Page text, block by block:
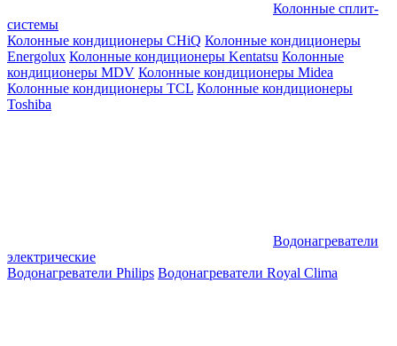
Колонные сплит-
системы
Колонные кондиционеры CHiQ Колонные кондиционеры
Energolux Колонные кондиционеры Kentatsu Колонные
кондиционеры MDV Колонные кондиционеры Midea
Колонные кондиционеры TCL Колонные кондиционеры
Toshiba
Водонагреватели
электрические
Водонагреватели Philips Водонагреватели Royal Clima